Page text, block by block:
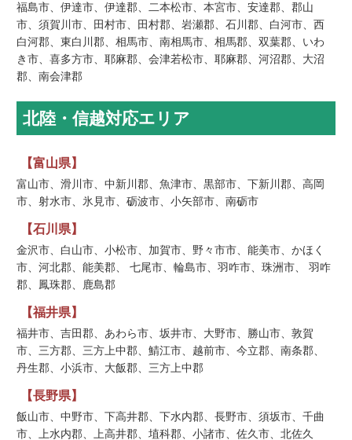
福島市、伊達市、伊達郡、二本松市、本宮市、安達郡、郡山
市、須賀川市、田村市、田村郡、岩瀬郡、石川郡、白河市、西
白河郡、東白川郡、相馬市、南相馬市、相馬郡、双葉郡、いわ
き市、喜多方市、耶麻郡、会津若松市、耶麻郡、河沼郡、大沼
郡、南会津郡
北陸・信越対応エリア
【富山県】
富山市、滑川市、中新川郡、魚津市、黒部市、下新川郡、高岡
市、射水市、氷見市、砺波市、小矢部市、南砺市
【石川県】
金沢市、白山市、小松市、加賀市、野々市市、能美市、かほく
市、河北郡、能美郡、 七尾市、輪島市、羽咋市、珠洲市、 羽咋
郡、鳳珠郡、鹿島郡
【福井県】
福井市、吉田郡、あわら市、坂井市、大野市、勝山市、敦賀
市、三方郡、三方上中郡、鯖江市、越前市、今立郡、南条郡、
丹生郡、小浜市、大飯郡、三方上中郡
【長野県】
飯山市、中野市、下高井郡、下水内郡、長野市、須坂市、千曲
市、上水内郡、上高井郡、埴科郡、小諸市、佐久市、北佐久